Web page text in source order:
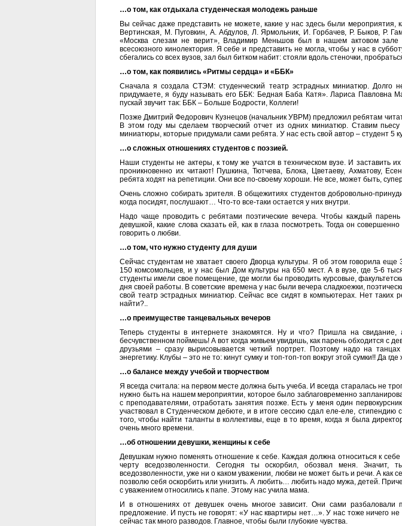
…о том, как отдыхала студенческая молодежь раньше
Вы сейчас даже представить не можете, какие у нас здесь были
Вертинская, М. Пуговкин, А. Абдулов, Л. Ярмольник, И. Горбачев, Р. Быков, Р.
«Москва слезам не верит», Владимир Меньшов был в нашем актовом
всесоюзного кинолектория. Я себе и представить не могла, чтобы у нас в
сбегались со всех вузов, зал был битком набит: стояли вдоль стеночки,
…о том, как появились «Ритмы сердца» и «ББК»
Сначала я создала СТЭМ: студенческий театр эстрадных миниатюр. Долго
придумаете, я буду называть его ББК: Бедная Баба Катя». Лариса Павловна
пускай звучит так: ББК – Больше Бодрости, Коллеги!
Позже Дмитрий Федорович Кузнецов (начальник УВРМ) предложил ребятам
В этом году мы сделаем творческий отчет из одних миниатюр. Ставим
миниатюры, которые придумали сами ребята. У нас есть свой автор – студент 5
…о сложных отношениях студентов с поэзией.
Наши студенты не актеры, к тому же учатся в техническом вузе. И заставить
проникновенно их читают! Пушкина, Тютчева, Блока, Цветаеву, Ахматову,
ребята ходят на репетиции. Они все по-своему хороши. Не все, может быть,
Очень сложно собирать зрителя. В общежитиях студентов добровольно-
когда посидят, послушают… Что-то все-таки остается у них внутри.
Надо чаще проводить с ребятами поэтические вечера. Чтобы каждый
девушкой, какие слова сказать ей, как в глаза посмотреть. Тогда он
говорить о любви.
…о том, что нужно студенту для души
Сейчас студентам не хватает своего Дворца культуры. Я об этом говорила
150 комсомольцев, и у нас был Дом культуры на 650 мест. А в вузе, где 5-6
студенты имели свое помещение, где могли бы проводить курсовые,
дня своей работы. В советские времена у нас были вечера сладкоежки,
свой театр эстрадных миниатюр. Сейчас все сидят в компьютерах. Нет таких
найти?..
…о преимуществе танцевальных вечеров
Теперь студенты в интернете знакомятся. Ну и что? Пришла на
бесчувственном поймешь! А вот когда живьем увидишь, как парень обходится с
друзьями – сразу вырисовывается четкий портрет. Поэтому надо на
энергетику. Клубы – это не то: кинут сумку и топ-топ-топ вокруг этой сумки!! Да
…о балансе между учебой и творчеством
Я всегда считала: на первом месте должна быть учеба. И всегда старалась не
нужно быть на нашем мероприятии, которое было заблаговременно
с преподавателями, отработать занятия позже. Есть у меня один
участвовал в Студенческом дебюте, и в итоге сессию сдал еле-еле,
того, чтобы найти таланты в коллективы, еще в то время, когда я была
очень много времени.
…об отношении девушки, женщины к себе
Девушкам нужно поменять отношение к себе. Каждая должна относиться к
черту вседозволенности. Сегодня ты оскорбил, обозвал меня. Значит,
вседозволенности, уже ни о каком уважении, любви не может быть и речи. А как
позволю себя оскорбить или унизить. А любить… любить надо мужа, детей.
с уважением относились к папе. Этому нас учила мама.
И в отношениях от девушек очень многое зависит. Они сами
предложение. И пусть не говорят: «У нас квартиры нет…». У нас тоже ничего
сейчас так много разводов. Главное, чтобы были глубокие чувства.